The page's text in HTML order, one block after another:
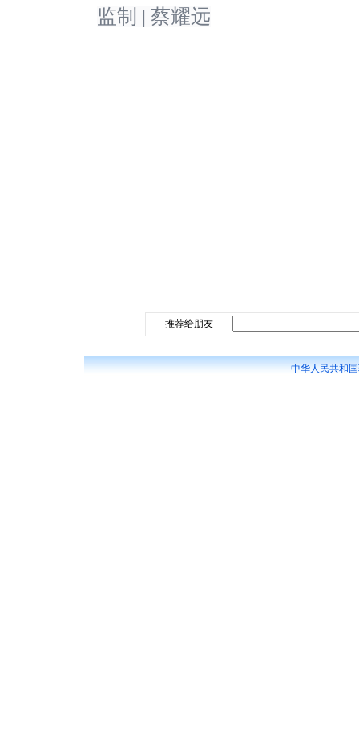
监制 | 蔡耀远
推荐给朋友
中华人民共和